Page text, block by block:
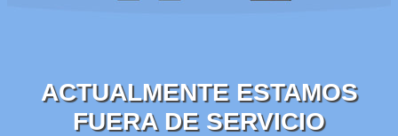
ACTUALMENTE ESTAMOS
FUERA DE SERVICIO